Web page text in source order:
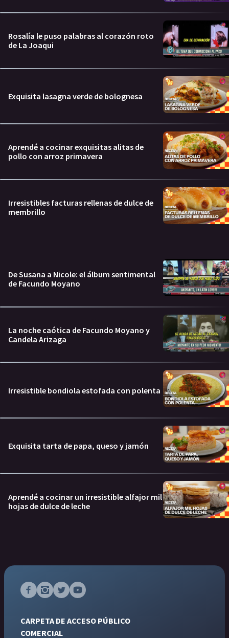
Rosalía le puso palabras al corazón roto
de La Joaqui
Exquisita lasagna verde de bolognesa
Aprendé a cocinar exquisitas alitas de
pollo con arroz primavera
Irresistibles facturas rellenas de dulce de
membrillo
De Susana a Nicole: el álbum sentimental
de Facundo Moyano
La noche caótica de Facundo Moyano y
Candela Arizaga
Irresistible bondiola estofada con polenta
Exquisita tarta de papa, queso y jamón
Aprendé a cocinar un irresistible alfajor mil
hojas de dulce de leche
CARPETA DE ACCESO PÚBLICO
COMERCIAL